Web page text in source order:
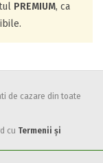
PREMIUM, ca
de cazare din toate
cu Termenii și